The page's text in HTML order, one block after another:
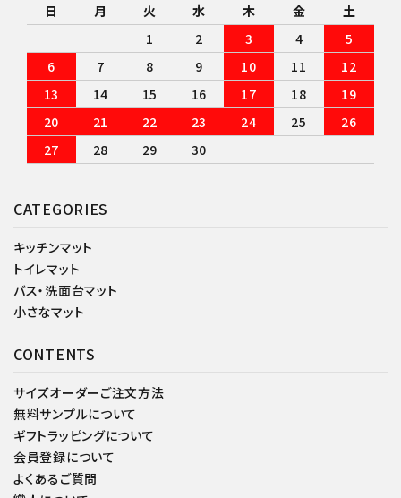
CATEGORIES
キッチンマット
トイレマット
バス・洗面台マット
小さなマット
CONTENTS
サイズオーダーご注文方法
無料サンプルについて
ギフトラッピングについて
会員登録について
よくあるご質問
日 月 火 水 木 金
土
1
2 3 4
5
6
7 8 9 10 11
12
13
14 15 16 17 18
19
20
21 22 23 24 25
26
27
28 29 30